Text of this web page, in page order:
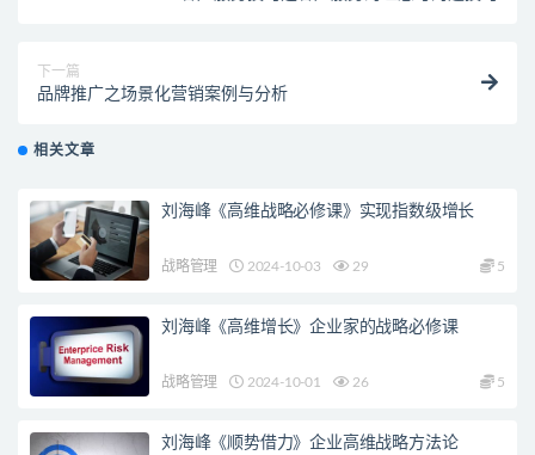
下一篇
品牌推广之场景化营销案例与分析
相关文章
刘海峰《高维战略必修课》实现指数级增长
战略管理 2024-10-03 29 5
刘海峰《高维增长》企业家的战略必修课
战略管理 2024-10-01 26 5
刘海峰《顺势借力》企业高维战略方法论